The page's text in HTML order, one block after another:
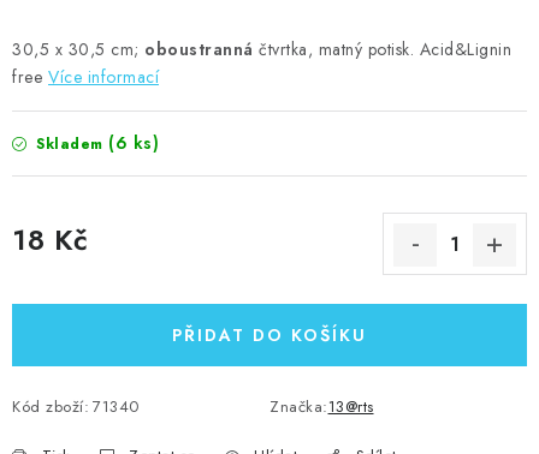
30,5 x 30,5 cm; oboustranná čtvrtka, matný potisk. Acid&Lignin
free Více informací
Skladem (6 ks)
18 Kč
PŘIDAT DO KOŠÍKU
Kód zboží: 71340 Značka:13@rts